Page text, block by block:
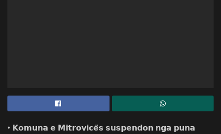
• 𝗞𝗼𝗺𝘂𝗻𝗮 𝗲 𝗠𝗶𝘁𝗿𝗼𝘃𝗶𝗰𝗲̈𝘀 𝘀𝘂𝘀𝗽𝗲𝗻𝗱𝗼𝗻 𝗻𝗴𝗮 𝗽𝘂𝗻𝗮